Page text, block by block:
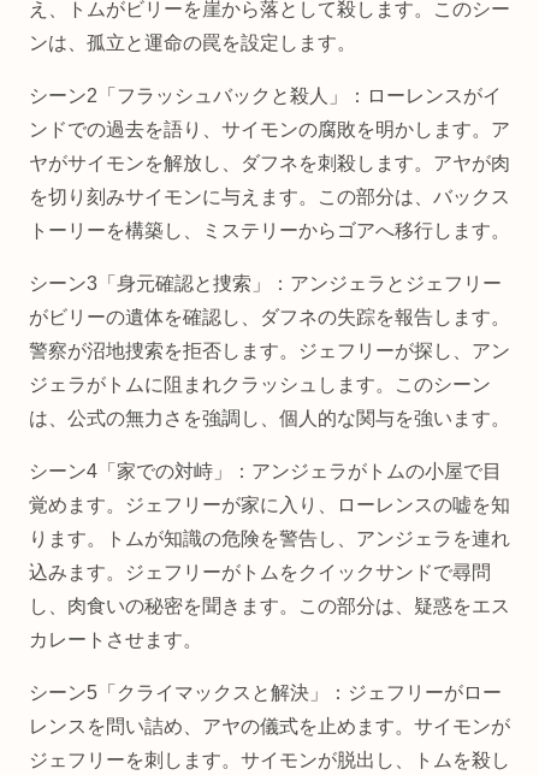
え、トムがビリーを崖から落として殺します。このシー
ンは、孤立と運命の罠を設定します。
シーン2「フラッシュバックと殺人」：ローレンスがイ
ンドでの過去を語り、サイモンの腐敗を明かします。ア
ヤがサイモンを解放し、ダフネを刺殺します。アヤが肉
を切り刻みサイモンに与えます。この部分は、バックス
トーリーを構築し、ミステリーからゴアへ移行します。
シーン3「身元確認と捜索」：アンジェラとジェフリー
がビリーの遺体を確認し、ダフネの失踪を報告します。
警察が沼地捜索を拒否します。ジェフリーが探し、アン
ジェラがトムに阻まれクラッシュします。このシーン
は、公式の無力さを強調し、個人的な関与を強います。
シーン4「家での対峙」：アンジェラがトムの小屋で目
覚めます。ジェフリーが家に入り、ローレンスの嘘を知
ります。トムが知識の危険を警告し、アンジェラを連れ
込みます。ジェフリーがトムをクイックサンドで尋問
し、肉食いの秘密を聞きます。この部分は、疑惑をエス
カレートさせます。
シーン5「クライマックスと解決」：ジェフリーがロー
レンスを問い詰め、アヤの儀式を止めます。サイモンが
ジェフリーを刺します。サイモンが脱出し、トムを殺し